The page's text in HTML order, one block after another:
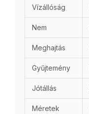
Vízállóság
Nem
Meghajtás
Gyűjtemény
Jótállás
Méretek